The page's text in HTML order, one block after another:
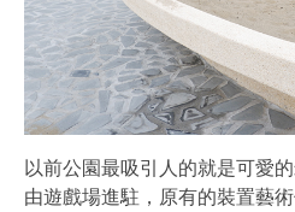
以前公園最吸引人的就是可愛
由遊戲場進駐，原有的裝置藝